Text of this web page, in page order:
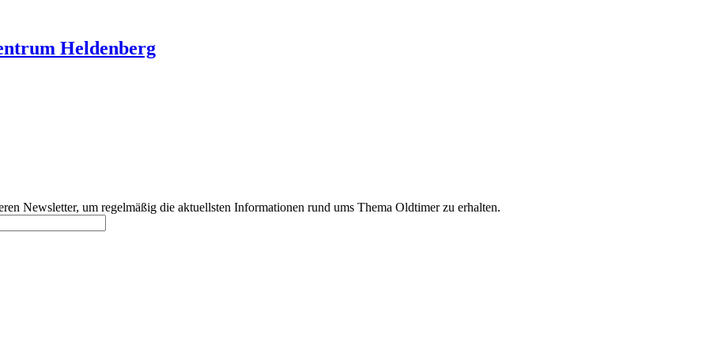
Heldenberg
Newsletter, um regelmäßig die aktuellsten Informationen rund ums Thema Oldtimer zu erhalten.